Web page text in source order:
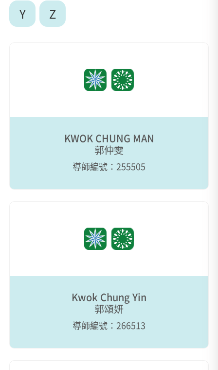
Y
Z
KWOK CHUNG MAN
郭仲雯
導師編號：255505
Kwok Chung Yin
郭頌妍
導師編號：266513